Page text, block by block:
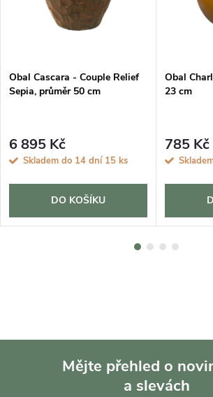
Obal Cascara - Couple Relief
Sepia, průměr 50 cm
6 895 Kč
Skladem do 14 dní 15 ks
DO KOŠÍKU
Obal
23 cm
785 Kč
Mějte přehled o
a slevách